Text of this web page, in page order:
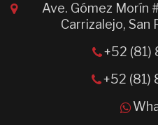
Ave. Gómez Morín
Carrizalejo, San
+52
+52